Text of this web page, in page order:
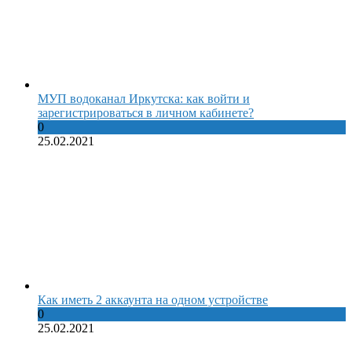
МУП водоканал Иркутска: как войти и
зарегистрироваться в личном кабинете?
0
25.02.2021
Как иметь 2 аккаунта на одном устройстве
0
25.02.2021